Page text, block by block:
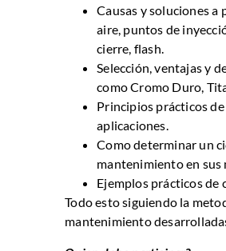
Causas y soluciones a
aire, puntos de
cierre, flash.
Selección, ventajas y
como Cromo Duro,
Principios prácticos
aplicaciones.
Como determinar un
mantenimiento en sus
Ejemplos prácticos de
Todo esto siguiendo la
mantenimiento